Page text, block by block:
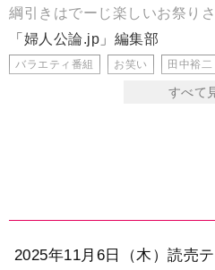
綱引きはでーじ楽しいお祭り
「婦人公論.jp」編集部
バラエティ番組 お笑い 田中裕二
2025年11月6日（木）読売